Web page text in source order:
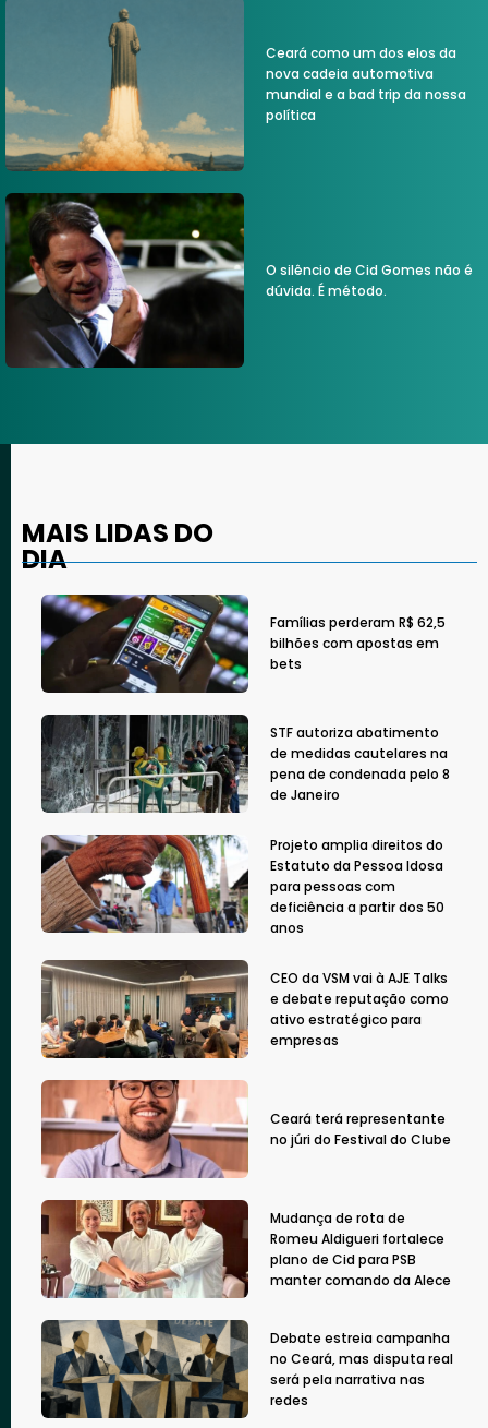
Ceará como um dos elos da
nova cadeia automotiva
mundial e a bad trip da nossa
política
O silêncio de Cid Gomes não é
dúvida. É método.
MAIS LIDAS DO
DIA
Famílias perderam R$ 62,5
bilhões com apostas em
bets
STF autoriza abatimento
de medidas cautelares na
pena de condenada pelo 8
de Janeiro
Projeto amplia direitos do
Estatuto da Pessoa Idosa
para pessoas com
deficiência a partir dos 50
anos
CEO da VSM vai à AJE Talks
e debate reputação como
ativo estratégico para
empresas
Ceará terá representante
no júri do Festival do Clube
Mudança de rota de
Romeu Aldigueri fortalece
plano de Cid para PSB
manter comando da Alece
Debate estreia campanha
no Ceará, mas disputa real
será pela narrativa nas
redes